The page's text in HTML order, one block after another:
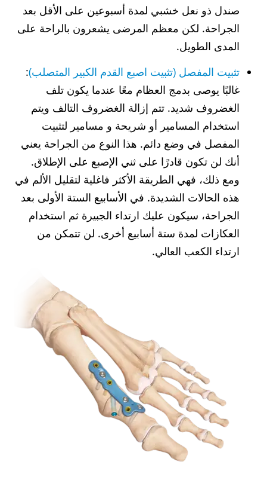
صندل ذو نعل خشبي لمدة أسبوعين على الأقل بعد
الجراحة. لكن معظم المرضى يشعرون بالراحة على
المدى الطويل.
تثبيت المفصل (تثبيت اصبع القدم الكبير المتصلب):
غالبًا يوصى بدمج العظام معًا عندما يكون تلف
الغضروف شديد. تتم إزالة الغضروف التالف ويتم
استخدام المسامير أو شريحة و مسامير لتثبيت
المفصل في وضع دائم. هذا النوع من الجراحة يعني
أنك لن تكون قادرًا على ثني الإصبع على الإطلاق.
ومع ذلك، فهي الطريقة الأكثر فاغلية لتقليل الألم في
هذه الحالات الشديدة. في الأسابيع الستة الأولى بعد
الجراحة، سيكون عليك ارتداء الجبيرة ثم استخدام
العكازات لمدة ستة أسابيع أخرى. لن تتمكن من
ارتداء الكعب العالي.